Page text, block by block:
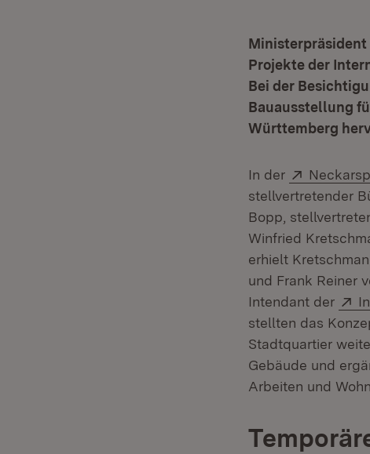
Ministerpräsident
Projekte der
Bei der
Bauausstellung
Württemberg
In der Extern:
stellvertretender
Bopp,
Winfried
erhielt
und Frank Reiner
Intendant der
stellten das
Stadtquartier
Gebäude und
Arbeiten und